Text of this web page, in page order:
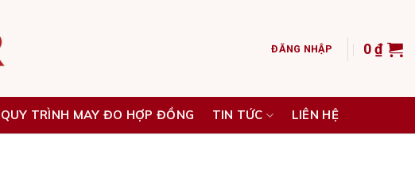
ĐĂNG NHẬP 0₫
QUY TRÌNH MAY ĐO HỢP ĐỒNG TIN TỨC LIÊN HỆ